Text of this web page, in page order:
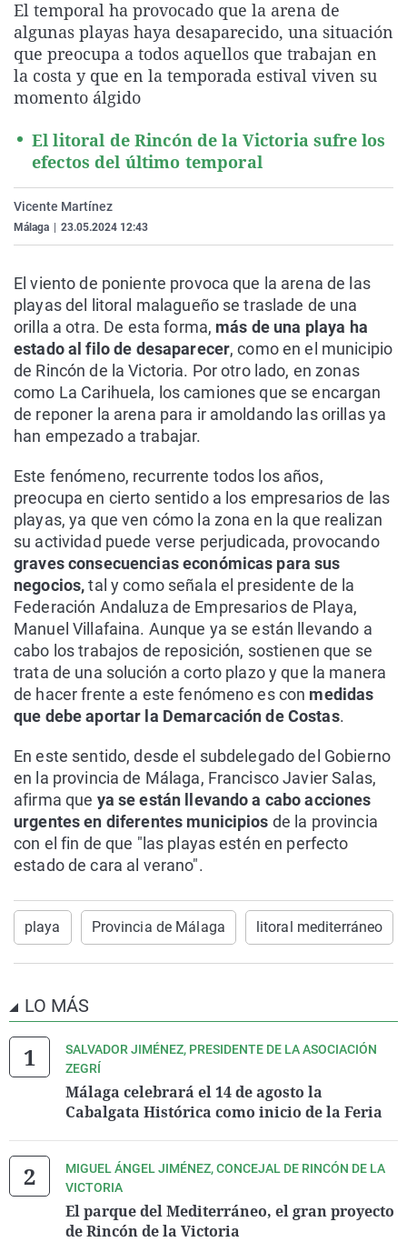
La rosa de los vientos
Gente viajera
Como el perro y el
Caso
Retornados
Equipo de
Extremadura
Galicia
La Rioja
País Vasco
Virales
Televisión
Elecciones
El temporal ha provocado que la arena de
algunas playas haya desaparecido, una situación
que preocupa a todos aquellos que trabajan en
la costa y que en la temporada estival viven su
momento álgido
El litoral de Rincón de la Victoria sufre los
efectos del último temporal
Vicente Martínez
Málaga 23.05.2024 12:43
El viento de poniente provoca que la arena de las
playas del litoral malagueño se traslade de una
orilla a otra. De esta forma, más de una playa ha
estado al filo de desaparecer, como en el municipio
de Rincón de la Victoria. Por otro lado, en zonas
como La Carihuela, los camiones que se encargan
de reponer la arena para ir amoldando las orillas ya
han empezado a trabajar.
Este fenómeno, recurrente todos los años,
preocupa en cierto sentido a los empresarios de las
playas, ya que ven cómo la zona en la que realizan
su actividad puede verse perjudicada, provocando
graves consecuencias económicas para sus
negocios,tal y como señala el presidente de la
Federación Andaluza de Empresarios de Playa,
Manuel Villafaina. Aunque ya se están llevando a
cabo los trabajos de reposición, sostienen que se
trata de una solución a corto plazo y que la manera
de hacer frente a este fenómeno es con medidas
que debe aportar la Demarcación de Costas.
En este sentido, desde el subdelegado del Gobierno
en la provincia de Málaga, Francisco Javier Salas,
afirma que ya se están llevando a cabo acciones
urgentes en diferentes municipios de la provincia
con el fin de que "las playas estén en perfecto
estado de cara al verano".
playa Provincia de Málaga litoral mediterráneo
LO MÁS
SALVADOR JIMÉNEZ, PRESIDENTE DE LA ASOCIACIÓN
ZEGRÍ
Málaga celebrará el 14 de agosto la
Cabalgata Histórica como inicio de la Feria
MIGUEL ÁNGEL JIMÉNEZ, CONCEJAL DE RINCÓN DE LA
VICTORIA
El parque del Mediterráneo, el gran proyecto
de Rincón de la Victoria